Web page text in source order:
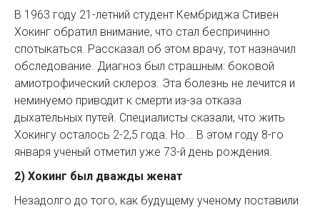
В 1963 году 21-летний студент Кембриджа Стивен
Хокинг обратил внимание, что стал беспричинно
спотыкаться. Рассказал об этом врачу, тот назначил
обследование. Диагноз был страшным: боковой
амиотрофический склероз. Эта болезнь не лечится и
неминуемо приводит к смерти из-за отказа
дыхательных путей. Специалисты сказали, что жить
Хокингу осталось 2-2,5 года. Но... В этом году 8-го
января ученый отметил уже 73-й день рождения.
2) Хокинг был дважды женат
Незадолго до того, как будущему ученому поставили